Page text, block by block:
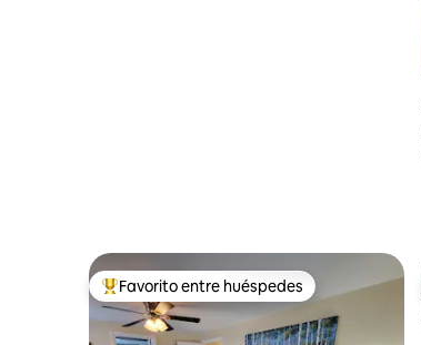
De los mejores en Favorito entre huéspedes
Favorito entre huéspedes